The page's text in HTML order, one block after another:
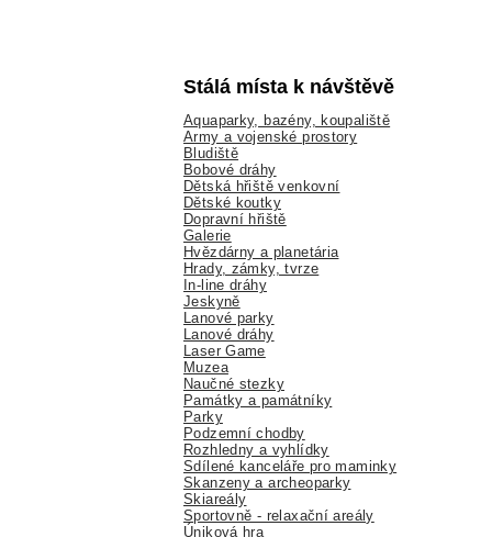
Stálá místa k návštěvě
Aquaparky, bazény, koupaliště
Army a vojenské prostory
Bludiště
Bobové dráhy
Dětská hřiště venkovní
Dětské koutky
Dopravní hřiště
Galerie
Hvězdárny a planetária
Hrady, zámky, tvrze
In-line dráhy
Jeskyně
Lanové parky
Lanové dráhy
Laser Game
Muzea
Naučné stezky
Památky a památníky
Parky
Podzemní chodby
Rozhledny a vyhlídky
Sdílené kanceláře pro maminky
Skanzeny a archeoparky
Skiareály
Sportovně - relaxační areály
Úniková hra